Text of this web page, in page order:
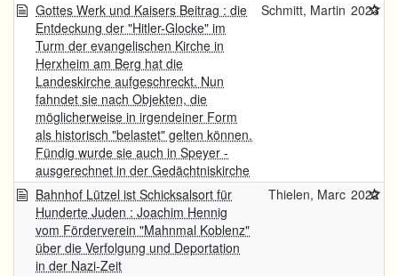
Gottes Werk und Kaisers Beitrag : die
Entdeckung der "Hitler-Glocke" im
Turm der evangelischen Kirche in
Herxheim am Berg hat die
Landeskirche aufgeschreckt. Nun
fahndet sie nach Objekten, die
möglicherweise in irgendeiner Form
als historisch "belastet" gelten können.
Fündig wurde sie auch in Speyer -
ausgerechnet in der Gedächtniskirche
Schmitt, Martin 2023
Bahnhof Lützel ist Schicksalsort für
Hunderte Juden : Joachim Hennig
vom Förderverein "Mahnmal Koblenz"
über die Verfolgung und Deportation
in der Nazi-Zeit
Thielen, Marc 2022